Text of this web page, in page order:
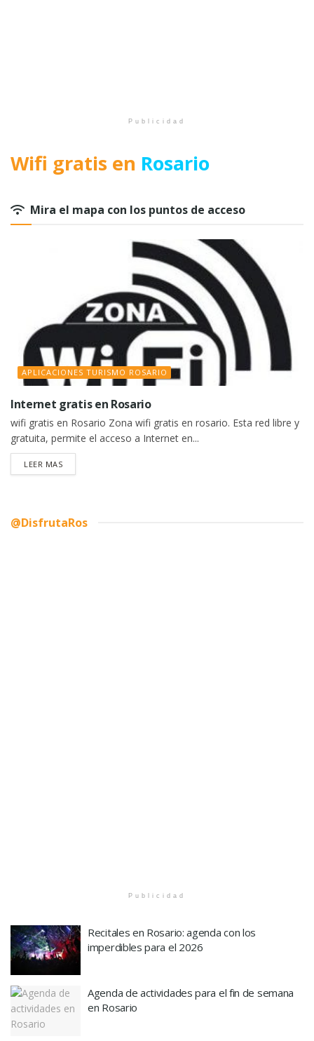
Publicidad
Wifi gratis en Rosario
Mira el mapa con los puntos de acceso
APLICACIONES TURISMO ROSARIO
Internet gratis en Rosario
wifi gratis en Rosario Zona wifi gratis en rosario. Esta red libre y
gratuita, permite el acceso a Internet en...
LEER MASDETAILS
@DisfrutaRos
Publicidad
Recitales en Rosario: agenda con los
imperdibles para el 2026
Agenda de actividades para el fin de semana
en Rosario